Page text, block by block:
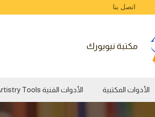
اتصل بنا
مكتبة نيويورك
الأدوات المكتبية الأدوات الفنية Artistry Tools